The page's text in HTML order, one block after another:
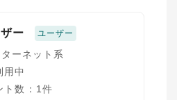
ー ユーザー
ーネット系
用中
ト数：1件